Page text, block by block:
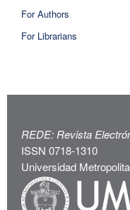
For Authors
For Librarians
REDE: Revista
ISSN 0718-1310
Universidad